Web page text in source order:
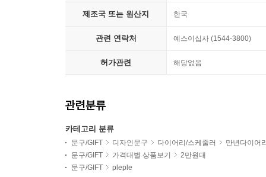
제조국 또는 원산지 한국
관련 연락처 예스이십사 (1544-3800)
허가관련 해당없음
관련분류
카테고리 분류
문구/GIFT 디자인문구 다이어리/스케줄러
만년다이어
문구/GIFT
가격대별 상품보기
2만원대
문구/GIFT
pleple